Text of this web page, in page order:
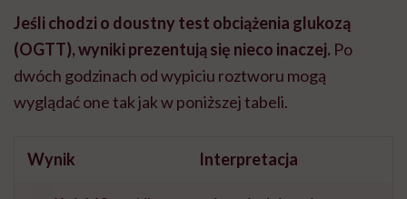
Jeśli chodzi o doustny test obciążenia glukozą
(OGTT), wyniki prezentują się nieco inaczej. Po
dwóch godzinach od wypiciu roztworu mogą
wyglądać one tak jak w poniższej tabeli.
Wynik Interpretacja